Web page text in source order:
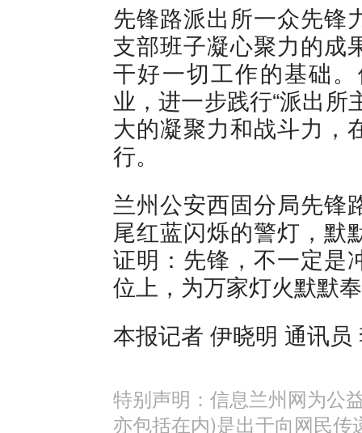
先锋路派出所一众先锋
支部班子凝心聚力的成
干好一切工作的基础
业，进一步践行“派出所
大的凝聚力和战斗力，
行。
兰州公安西固分局先锋
尾红蓝闪烁的警灯，默
证明：先锋，不一定是
位上，为万家灯火默默
本报记者 伊晓明 通讯员
特别声明：信息兰州网为公
亦包括在内)是出于向网民